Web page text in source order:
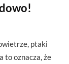
ptaki
to oznacza, że